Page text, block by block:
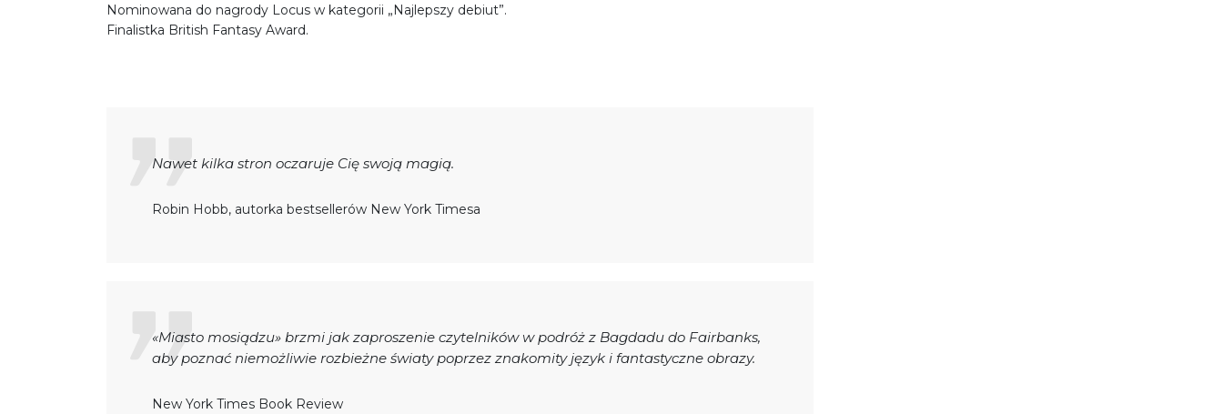
Nominowana do nagrody Locus w kategorii „Najlepszy debiut”.
Finalistka British Fantasy Award.
Nawet kilka stron oczaruje Cię swoją magią.
Robin Hobb, autorka bestsellerów New York Timesa
«Miasto mosiądzu» brzmi jak zaproszenie czytelników w podróż z Bagdadu do Fairbanks,
aby poznać niemożliwie rozbieżne światy poprzez znakomity język i fantastyczne obrazy.
New York Times Book Review